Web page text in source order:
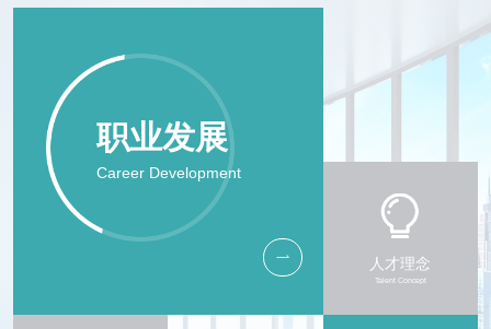
职业发展
Career Development
人才理念
Talent Concept